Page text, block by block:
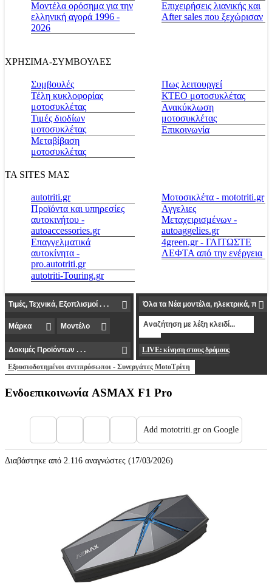
Μοντέλα ορόσημα για την
ελληνική αγορά 1996 -
2026
Επιχειρήσεις λιανικής και
After sales που ξεχώρισαν
ΧΡΗΣΙΜΑ-ΣΥΜΒΟΥΛΕΣ
Συμβουλές
Τέλη κυκλοφορίας
μοτοσυκλέτας
Τιμές διοδίων
μοτοσυκλέτας
Μεταβίβαση
μοτοσυκλέτας
Πως λειτουργεί
ΚΤΕΟ μοτοσυκλέτας
Ανακύκλωση
μοτοσυκλέτας
Επικοινωνία
ΤΑ SITES ΜΑΣ
autotriti.gr
Προϊόντα και υπηρεσίες
αυτοκινήτου -
autoaccessories.gr
Επαγγελματικά
αυτοκίνητα -
pro.autotriti.gr
autotriti-Touring.gr
Μοτοσικλέτα - mototriti.gr
Αγγελιες
Μεταχειρισμένων -
autoaggelies.gr
4green.gr - ΓΛΙΤΩΣΤΕ
ΛΕΦΤΑ από την ενέργεια
LIVE: κίνηση στους δρόμους
Εξουσιοδοτημένοι αντιπρόσωποι - Συνεργάτες MotoΤρίτη
Ενδοεπικοινωνία ASMAX F1 Pro
Add mototriti.gr on Google
Διαβάστηκε από 2.116 αναγνώστες (17/03/2026)